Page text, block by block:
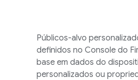
Públicos-alvo
definidos no Console do
base em dados do
personalizados ou